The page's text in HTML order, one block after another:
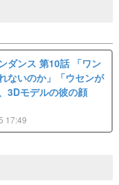
ダンス 第10話 「ワン
ないのか」「ウセンが
3Dモデルの彼の顔
17:49